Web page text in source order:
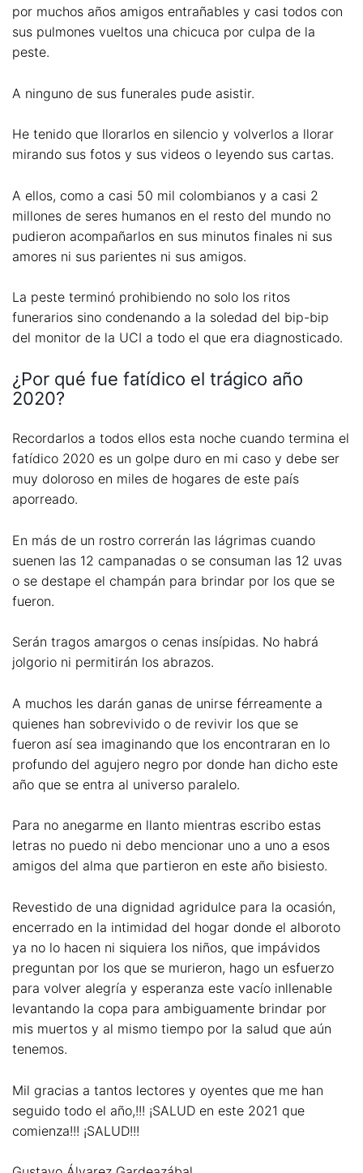
por muchos años amigos entrañables y casi todos con
sus pulmones vueltos una chicuca por culpa de la
peste.
A ninguno de sus funerales pude asistir.
He tenido que llorarlos en silencio y volverlos a llorar
mirando sus fotos y sus videos o leyendo sus cartas.
A ellos, como a casi 50 mil colombianos y a casi 2
millones de seres humanos en el resto del mundo no
pudieron acompañarlos en sus minutos finales ni sus
amores ni sus parientes ni sus amigos.
La peste terminó prohibiendo no solo los ritos
funerarios sino condenando a la soledad del bip-bip
del monitor de la UCI a todo el que era diagnosticado.
¿Por qué fue fatídico el trágico año
2020?
Recordarlos a todos ellos esta noche cuando termina el
fatídico 2020 es un golpe duro en mi caso y debe ser
muy doloroso en miles de hogares de este país
aporreado.
En más de un rostro correrán las lágrimas cuando
suenen las 12 campanadas o se consuman las 12 uvas
o se destape el champán para brindar por los que se
fueron.
Serán tragos amargos o cenas insípidas. No habrá
jolgorio ni permitirán los abrazos.
A muchos les darán ganas de unirse férreamente a
quienes han sobrevivido o de revivir los que se
fueron así sea imaginando que los encontraran en lo
profundo del agujero negro por donde han dicho este
año que se entra al universo paralelo.
Para no anegarme en llanto mientras escribo estas
letras no puedo ni debo mencionar uno a uno a esos
amigos del alma que partieron en este año bisiesto.
Revestido de una dignidad agridulce para la ocasión,
encerrado en la intimidad del hogar donde el alboroto
ya no lo hacen ni siquiera los niños, que impávidos
preguntan por los que se murieron, hago un esfuerzo
para volver alegría y esperanza este vacío inllenable
levantando la copa para ambiguamente brindar por
mis muertos y al mismo tiempo por la salud que aún
tenemos.
Mil gracias a tantos lectores y oyentes que me han
seguido todo el año,!!! ¡SALUD en este 2021 que
comienza!!! ¡SALUD!!!